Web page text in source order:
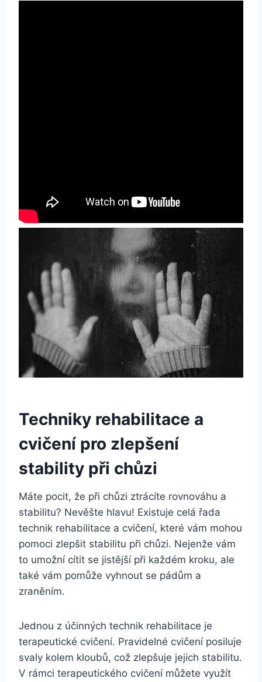
Techniky rehabilitace a
cvičení pro zlepšení
stability při chůzi
Máte pocit, že při chůzi ztrácíte rovnováhu a
stabilitu? Nevěšte hlavu! Existuje celá řada
technik rehabilitace a cvičení, které vám mohou
pomoci zlepšit stabilitu při chůzi. Nejenže vám
to umožní cítit se jistější při každém kroku, ale
také vám pomůže vyhnout se pádům a
zraněním.
Jednou z účinných technik rehabilitace je
terapeutické cvičení. Pravidelné cvičení posiluje
svaly kolem kloubů, což zlepšuje jejich stabilitu.
V rámci terapeutického cvičení můžete využít